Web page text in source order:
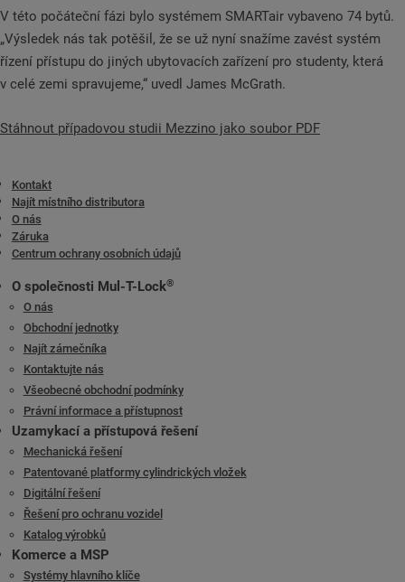
V této počáteční fázi bylo systémem SMARTair vybaveno 74 bytů.
„Výsledek nás tak potěšil, že se už nyní snažíme zavést systém
řízení přístupu do jiných ubytovacích zařízení pro studenty, která
v celé zemi spravujeme,“ uvedl James McGrath.
Stáhnout případovou studii Mezzino jako soubor PDF
Kontakt
Najít místního distributora
O nás
Záruka
Centrum ochrany osobních údajů
O společnosti Mul-T-Lock®
O nás
Obchodní jednotky
Najít zámečníka
Kontaktujte nás
Všeobecné obchodní podmínky
Právní informace a přístupnost
Uzamykací a přístupová řešení
Mechanická řešení
Patentované platformy cylindrických vložek
Digitální řešení
Řešení pro ochranu vozidel
Katalog výrobků
Komerce a MSP
Systémy hlavního klíče